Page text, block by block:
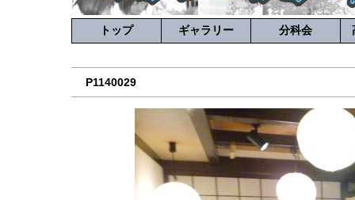
トップ ギャラリー 分科会
P1140029